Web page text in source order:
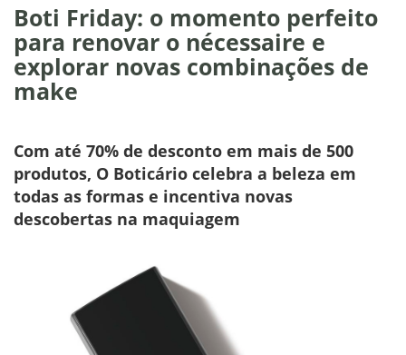
Boti Friday: o momento perfeito
para renovar o nécessaire e
explorar novas combinações de
make
Com até 70% de desconto em mais de 500
produtos, O Boticário celebra a beleza em
todas as formas e incentiva novas
descobertas na maquiagem